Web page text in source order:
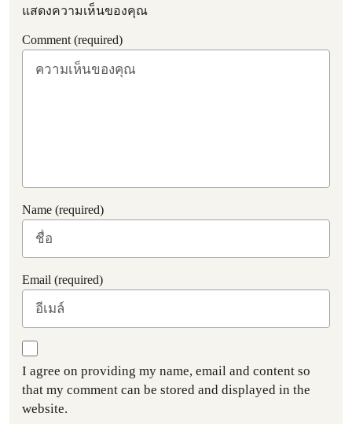
แสดงความเห็นของคุณ
Comment (required)
Name (required)
Email (required)
I agree on providing my name, email and content so
that my comment can be stored and displayed in the
website.